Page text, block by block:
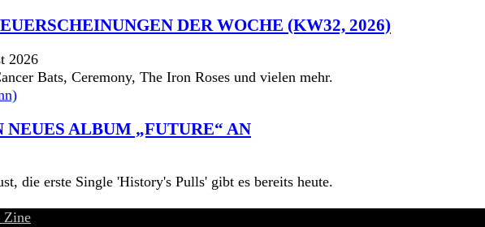
DER WOCHE (KW32, 2026)
2026
Bats, Ceremony, The Iron Roses und vielen mehr.
ALBUM „FUTURE“ AN
die erste Single 'History's Pulls' gibt es bereits heute.